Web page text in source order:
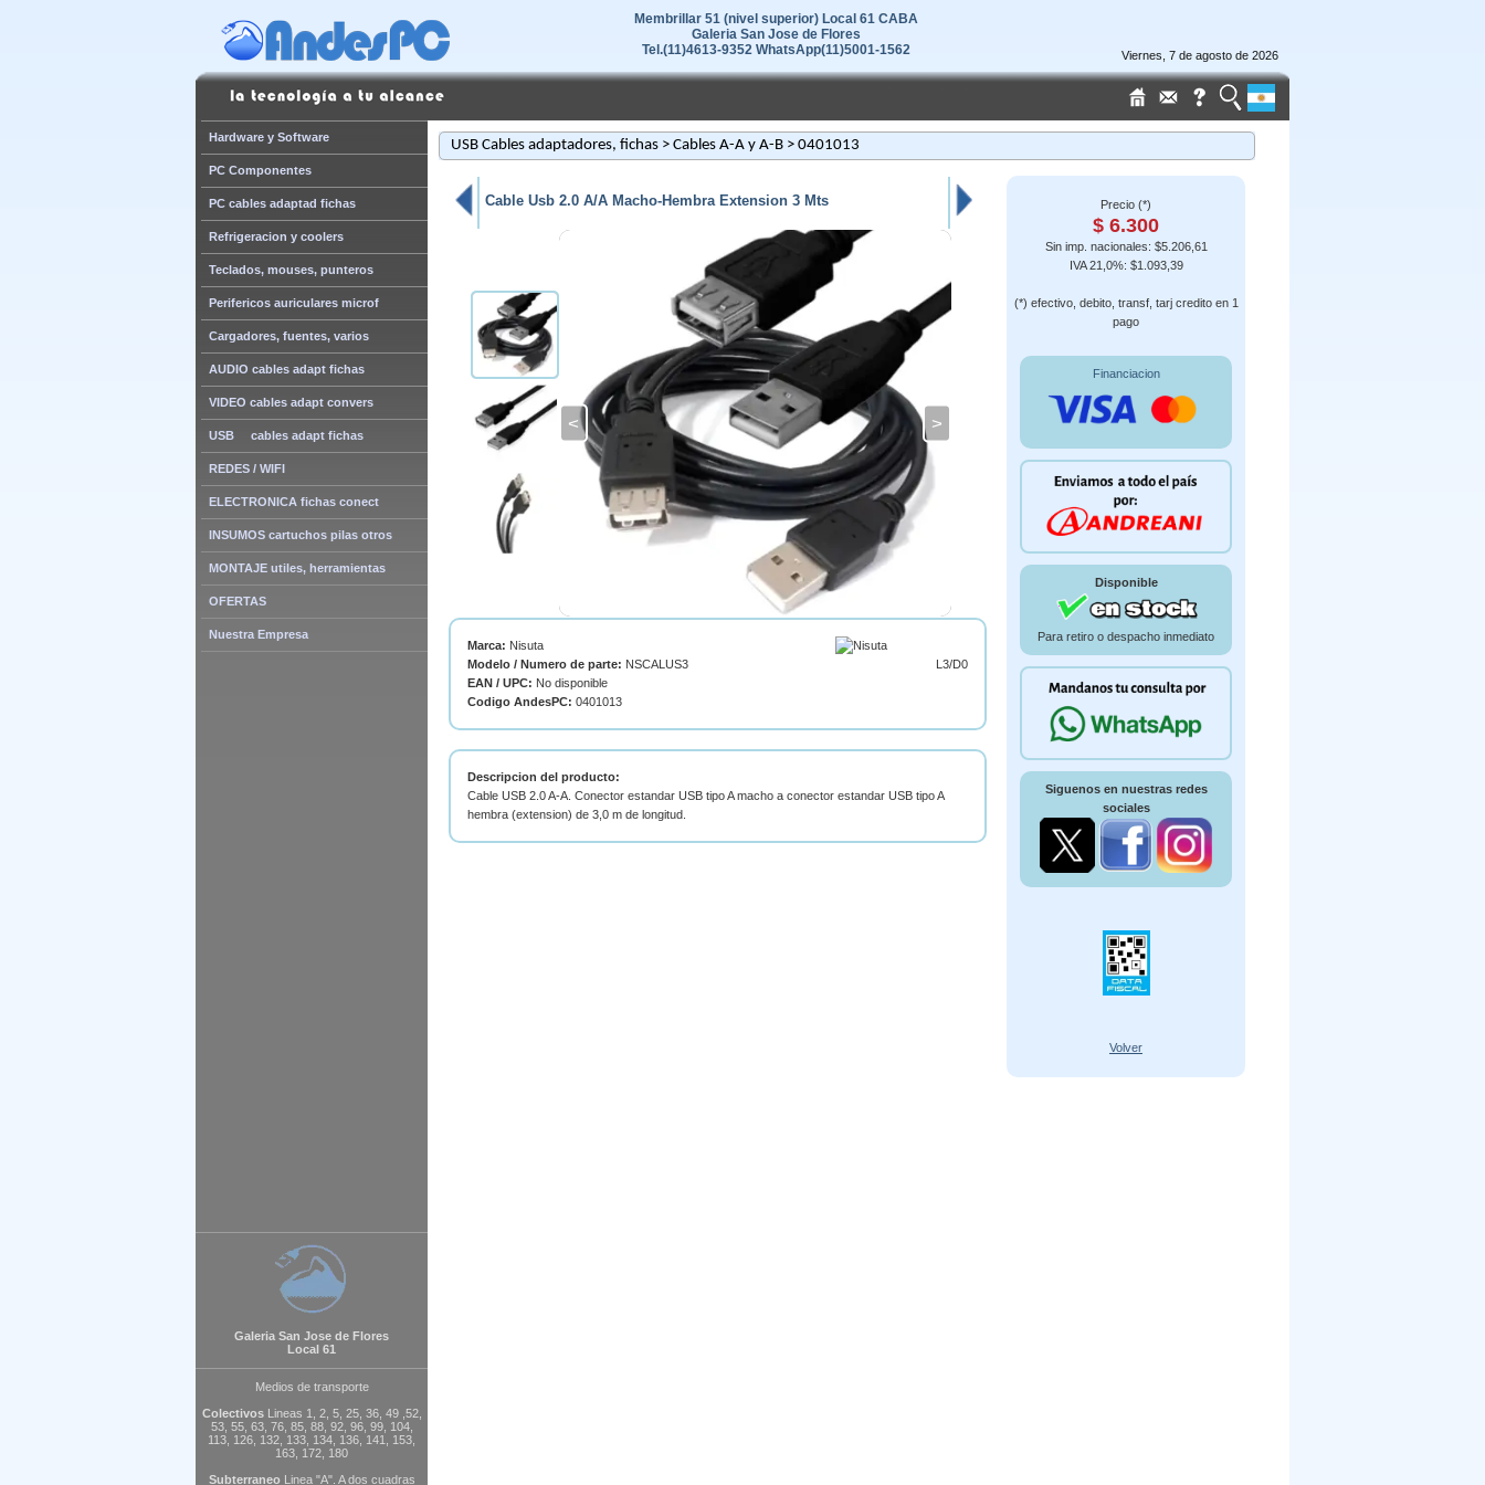
Viernes, 7 de agosto de 2026
Membrillar 51 (nivel superior) Local 61 CABA
Galeria San Jose de Flores
Tel.(11)4613-9352 WhatsApp(11)5001-1562
Hardware y Software
PC Componentes
PC cables adaptad fichas
Refrigeracion y coolers
Teclados, mouses, punteros
Perifericos auriculares microf
Cargadores, fuentes, varios
AUDIO cables adapt fichas
VIDEO cables adapt convers
USB cables adapt fichas
REDES / WIFI
ELECTRONICA fichas conect
INSUMOS cartuchos pilas otros
MONTAJE utiles, herramientas
OFERTAS
Nuestra Empresa
Galeria San Jose de Flores
Local 61
Medios de transporte
ColectivosLineas 1, 2, 5, 25, 36, 49 ,52,
53, 55, 63, 76, 85, 88, 92, 96, 99, 104,
113, 126, 132, 133, 134, 136, 141, 153,
163, 172, 180
Subterraneo Linea "A". A dos cuadras
USB Cables adaptadores, fichas > Cables A-A y A-B > 0401013
Cable Usb 2.0 A/A Macho-Hembra Extension 3 Mts
< >
L3/D0
Marca: Nisuta
Modelo / Numero de parte: NSCALUS3
EAN / UPC: No disponible
Codigo AndesPC: 0401013
Descripcion del producto:
Cable USB 2.0 A-A. Conector estandar USB tipo A macho a conector estandar USB tipo A
hembra (extension) de 3,0 m de longitud.
Precio (*)
$ 6.300
Sin imp. nacionales: $5.206,61
IVA 21,0%: $1.093,39
(*) efectivo, debito, transf, tarj credito en 1
pago
Financiacion
Disponible
Para retiro o despacho inmediato
Siguenos en nuestras redes
sociales
Volver